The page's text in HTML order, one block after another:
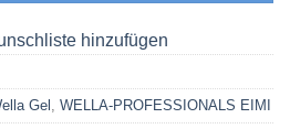
hinzufügen
Gel WELLA-PROFESSIONALS EIMI